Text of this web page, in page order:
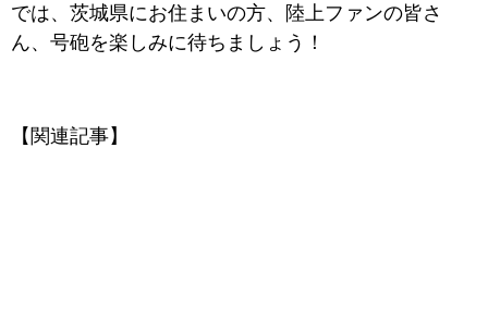
では、茨城県にお住まいの方、陸上ファンの皆さ
ん、号砲を楽しみに待ちましょう！
【関連記事】